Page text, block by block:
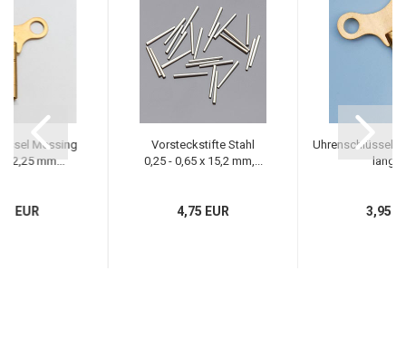
Messing
2,25 mm...
EUR
Vorsteckstifte Stahl
0,25 - 0,65 x 15,2 mm,...
4,75 EUR
Uhrenschlüssel
3,95